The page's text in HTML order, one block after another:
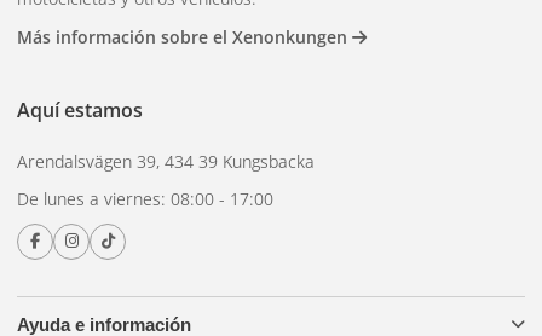
Ayuda e información
Más información sobre el Xenonkungen
Aquí estamos
Arendalsvägen 39, 434 39 Kungsbacka
De lunes a viernes: 08:00 - 17:00